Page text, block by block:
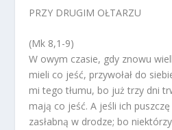
PRZY DRUGIM OŁTARZU
(Mk 8,1-9)
W owym czasie, gdy znowu
mieli co jeść, przywołał do
mi tego tłumu, bo już trzy dni
mają co jeść. A jeśli ich
zasłabną w drodze; bo